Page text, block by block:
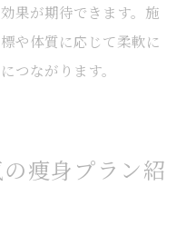
果が期待できます。施
や体質に応じて柔軟に
つながります。
痩身プラン紹